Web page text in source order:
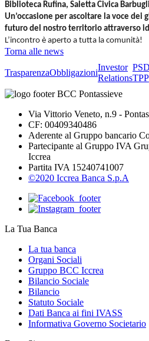
Biblioteca Rufina, Saletta Civica
Un’occasione per ascoltare la voce
futuro del nostro territorio attraverso
L’incontro è aperto a tutta la comunità!
Torna alle news
TrasparenzaObbligazioni
Investor
RelationsTPP
Via Vittorio Veneto, n.9 -
CF: 00409340486
Aderente al Gruppo bancario
Partecipante al Gruppo IVA
Iccrea
Partita IVA 15240741007
©2020 Iccrea Banca S.p.A
La Tua Banca
La tua banca
Organi Sociali
Gruppo BCC Iccrea
Bilancio Sociale
Bilancio
Statuto Sociale
Dati Banca ai fini IVASS
Informativa Governo Societario